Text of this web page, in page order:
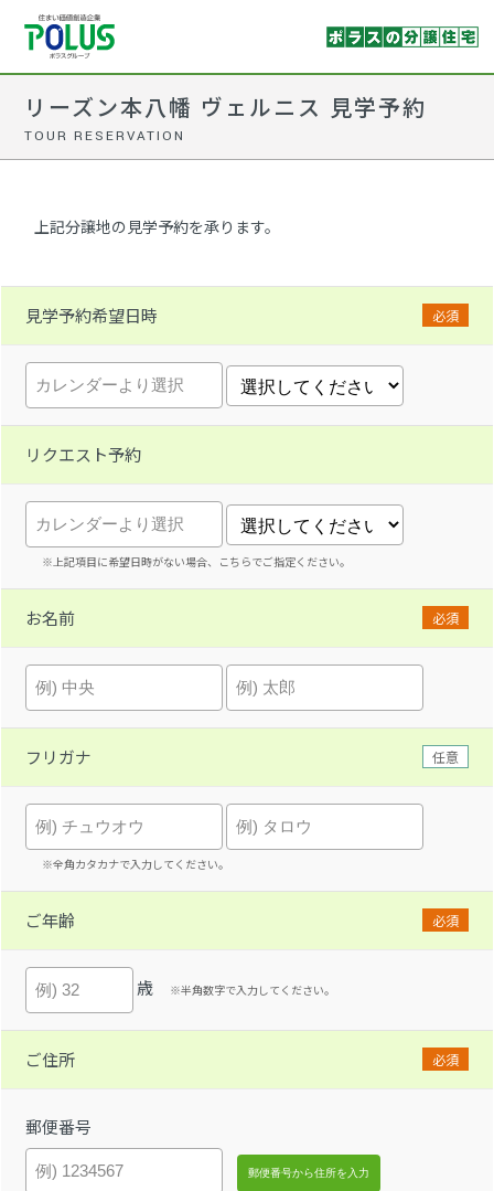
リーズン本八幡 ヴェルニス 見学予約
TOUR RESERVATION
上記分譲地の見学予約を承ります。
見学予約希望日時 必須
リクエスト予約
※上記項目に希望日時がない場合、こちらでご指定ください。
お名前 必須
フリガナ 任意
※全角カタカナで入力してください。
ご年齢 必須
歳 ※半角数字で入力してください。
ご住所 必須
郵便番号